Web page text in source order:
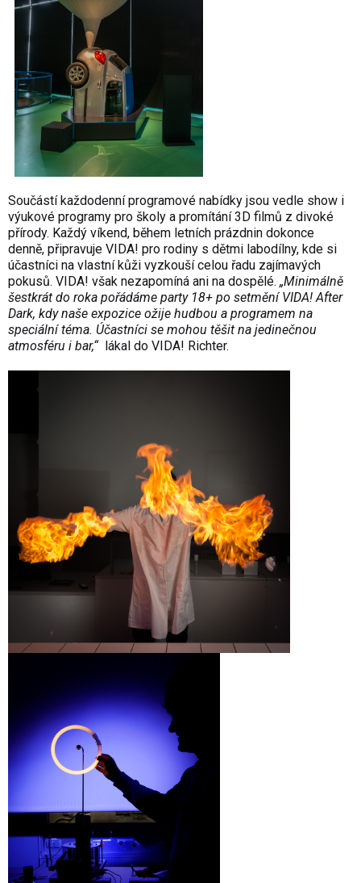
Součástí každodenní programové nabídky jsou vedle show i
výukové programy pro školy a promítání3D filmů z divoké
přírody. Každý víkend, během letních prázdnin dokonce
denně, připravuje VIDA! pro rodiny s dětmi labodílny, kde si
účastníci na vlastní kůži vyzkouší celou řadu zajímavých
pokusů. VIDA! však nezapomíná ani na dospělé. „Minimálně
šestkrát do roka pořádáme party 18+ po setměníVIDA! After
Dark, kdy naše expozice ožije hudbou a programem na
speciální téma. Účastníci se mohou těšit na jedinečnou
atmosféru i bar,“ lákal do VIDA! Richter.